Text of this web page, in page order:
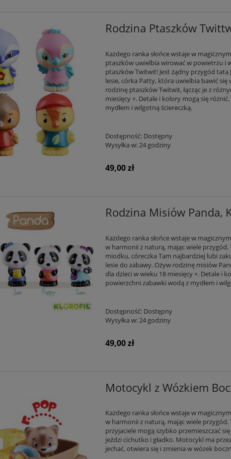
Rodzina Ptaszków
Każdego ranka słońce wstaje w
ptaszków uwielbia wirować w powietrzu i
ptaszków Twitwit! Jest żądny przygód tata
lesie, córka Patty, która uwielbia bawić
rodzinę ptaszków Twitwit, łącząc je z
miesięcy +. Detale i kolory mogą się
mydłem i wilgotną ściereczką.
Dostępność: Dostępny
Wysyłka w:24 godziny
49,00 zł
Rodzina Misiów Panda,
Każdego ranka słońce wstaje w
w harmonii z naturą, mając wiele przygód.
miodku, córeczka Tam najbardziej lubi
lesie do zabawy. Ożyw rodzinę misiów
dla dzieci w wieku 18 miesięcy +. Detale i
powierzchni zabawki wodą z mydłem i
Dostępność: Dostępny
Wysyłka w:24 godziny
49,00 zł
Motocykl z Wózkiem
Każdego ranka słońce wstaje w
w harmonii z naturą, mając wiele
przyjaciele mogą szybko przemieszczać
jeździ cichutko i gładko. Motocykl ma
jechać, otwiera się i zmienia w wózek